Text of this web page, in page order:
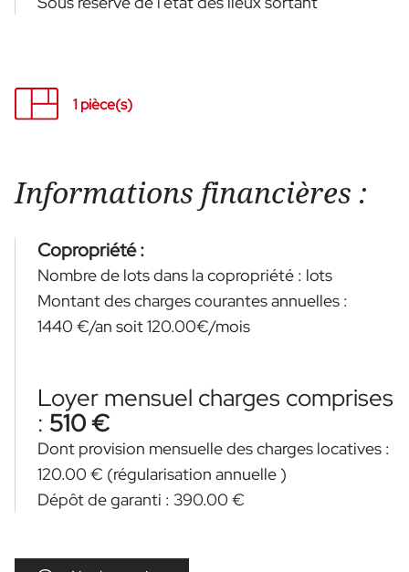
1 pièce(s)
Informations financières :
Copropriété :
Nombre de lots dans la copropriété : lots
Montant des charges courantes annuelles :
1440 €/an soit120.00€/mois
Loyer mensuel charges comprises
: 510 €
Dont provision mensuelle des charges locatives :
120.00 € (régularisation annuelle )
Dépôt de garanti : 390.00 €